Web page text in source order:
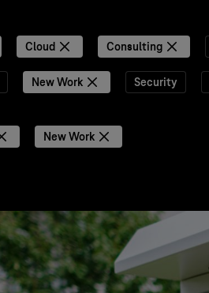
Cloud Consulting
New Work Security
New Work